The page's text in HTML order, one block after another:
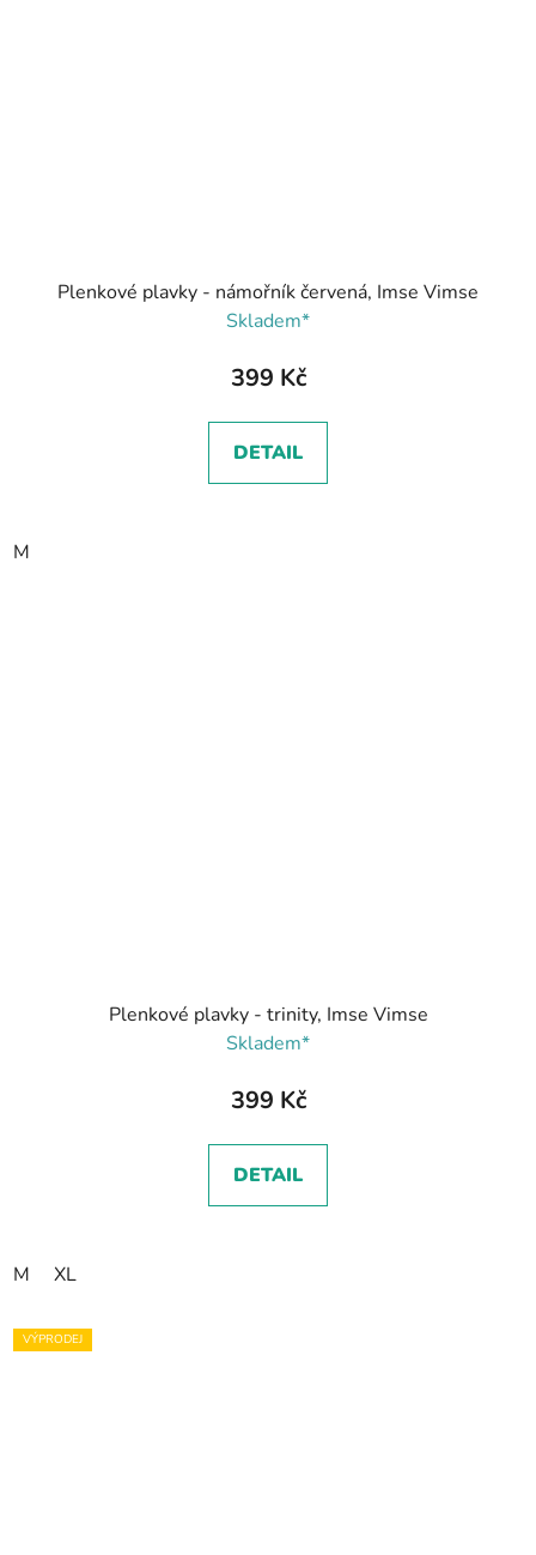
Plenkové plavky - námořník červená, Imse Vimse
Skladem*
399 Kč
DETAIL
M
Plenkové plavky - trinity, Imse Vimse
Skladem*
399 Kč
DETAIL
M XL
VÝPRODEJ